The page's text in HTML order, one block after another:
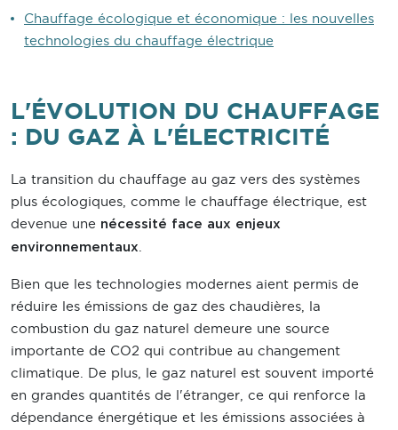
Chauffage écologique et économique : les nouvelles
technologies du chauffage électrique
L'ÉVOLUTION DU CHAUFFAGE
: DU GAZ À L'ÉLECTRICITÉ
La transition du chauffage au gaz vers des systèmes
plus écologiques, comme le chauffage électrique, est
devenue une nécessité face aux enjeux
environnementaux
Bien que les technologies modernes aient permis de
réduire les émissions de gaz des chaudières, la
combustion du gaz naturel demeure une source
importante de CO2 qui contribue au changement
climatique. De plus, le gaz naturel est souvent importé
en grandes quantités de l'étranger, ce qui renforce la
dépendance énergétique et les émissions associées à